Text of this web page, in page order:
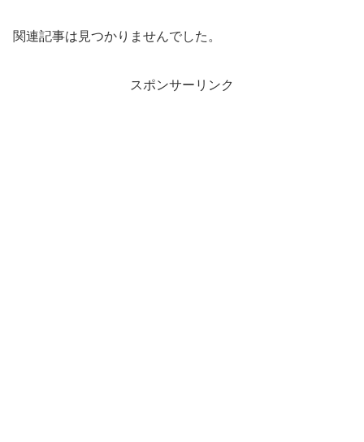
関連記事は見つかりませんでした。
スポンサーリンク